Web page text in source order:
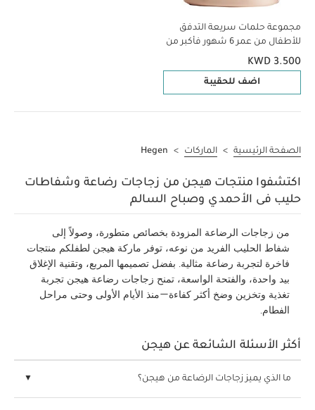
مجموعة حلمات سريعة التدفق
للأطفال من عمر 6 شهور فأكبر من
هيجن - قطعتان
KWD 3.500
اضف للحقيبة
الصفحة الرئيسية > الماركات >
Hegen
اكتشفوا منتجات هيجن من زجاجات رضاعة وشفاطات
حليب فى الأحمدي وصباح السالم
من زجاجات الرضاعة المزودة بخصائص متطورة، وصولاً إلى
شفاط الحليب الفريد من نوعه، توفر ماركة هيجن لطفلكم منتجات
فاخرة لتجربة رضاعة مثالية. بفضل تصميمها المربع، وتقنية الإغلاق
بيد واحدة، والفتحة الواسعة، تمنح زجاجات رضاعة هيجن تجربة
تغذية وتخزين وضخ أكثر كفاءة—منذ الأيام الأولى وحتى مراحل
الفطام.
أكثر الأسئلة الشائعة عن هيجن
ما الذي يميز زجاجات الرضاعة من هيجن؟